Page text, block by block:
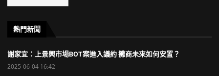
熱門新聞
謝家宜：上景興市場BOT案進入議約 攤商未來如何安置？
2025-06-04 16:42